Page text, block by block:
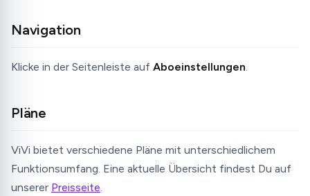
Navigation
Klicke in der Seitenleiste auf Aboeinstellungen.
Pläne
ViVi bietet verschiedene Pläne mit unterschiedlichem
Funktionsumfang. Eine aktuelle Übersicht findest Du auf
unserer Preisseite.